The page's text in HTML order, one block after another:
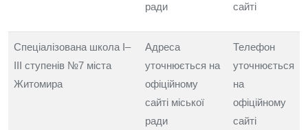
ради
сайті
Спеціалізована школа I–
III ступенів №7 міста
Житомира
Адреса
уточнюється на
офіційному
сайті міської
ради
Телефон
уточнюється
на
офіційному
сайті